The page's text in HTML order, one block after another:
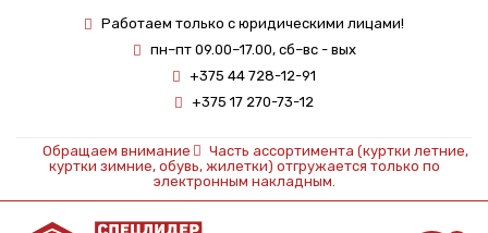
Работаем только с юридическими лицами!
пн–пт 09.00–17.00, сб–вс - вых
+375 44 728-12-91
+375 17 270-73-12
Обращаем внимание
Часть ассортимента (куртки летние,
куртки зимние, обувь, жилетки) отгружается только по
электронным накладным.